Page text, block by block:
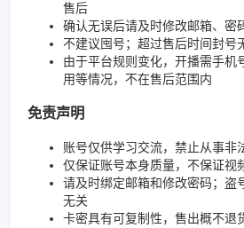
售后
确认无误后请及时修改邮箱、密
不建议囤号；超过售后时间封号
由于平台规则变化，开播需手机
用等情况，不在售后范围内
免责声明
账号仅供学习交流，禁止从事非
仅保证账号本身质量，不保证视
请及时绑定邮箱和修改密码；盗
无关
卡密具有可复制性，售出概不退